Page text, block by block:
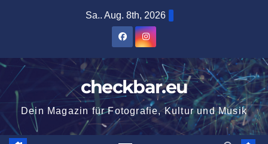
Sa.. Aug. 8th, 2026
checkbar.eu
Dein Magazin für Fotografie, Kultur und Musik